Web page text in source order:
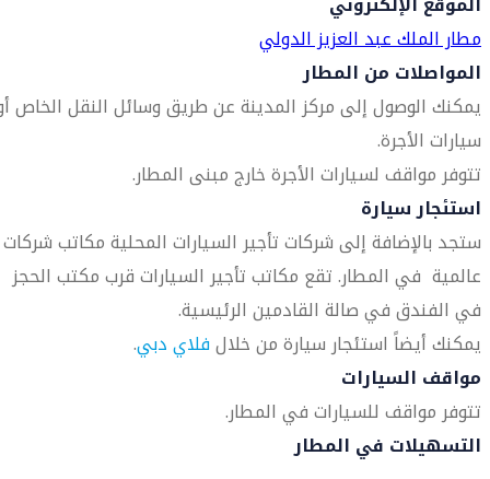
مطار الملك عبد العزيز الدولي
المواصلات من المطار
يمكنك الوصول إلى مركز المدينة عن طريق وسائل النقل الخاص
سيارات الأجرة.
تتوفر مواقف لسيارات الأجرة خارج مبنى المطار.
استئجار سيارة
ستجد بالإضافة إلى شركات تأجير السيارات المحلية مكاتب شركات
عالمية في المطار. تقع مكاتب تأجير السيارات قرب مكتب الحجز
في الفندق في صالة القادمين الرئيسية.
يمكنك أيضاً استئجار سيارة من خلالفلاي دبي.
مواقف السيارات
تتوفر مواقف للسيارات في المطار.
التسهيلات في المطار